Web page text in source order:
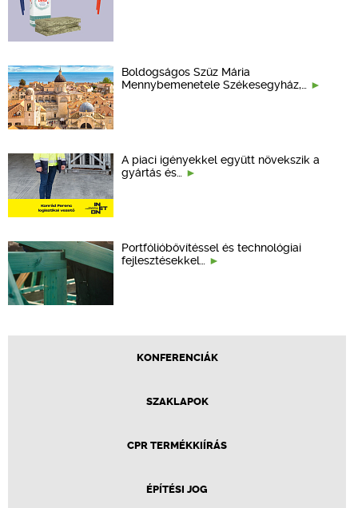
Boldogságos Szűz Mária
Mennybemenetele Székesegyház,…
A piaci igényekkel együtt növekszik a
gyártás és…
Portfólióbővítéssel és technológiai
fejlesztésekkel…
KONFERENCIÁK
SZAKLAPOK
CPR TERMÉKKIÍRÁS
ÉPÍTÉSI JOG